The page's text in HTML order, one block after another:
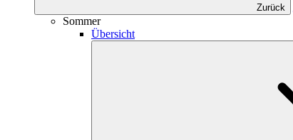
Zurück
Sommer
Übersicht